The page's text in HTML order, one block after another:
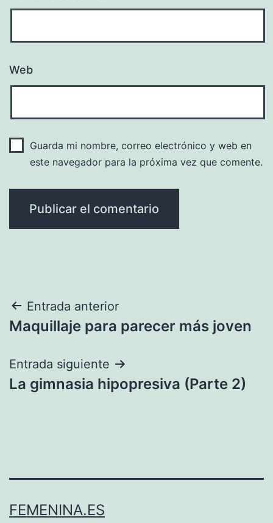
Web
Guarda mi nombre, correo electrónico y web en
este navegador para la próxima vez que comente.
Navegación
de
entradas
Entrada anterior
Maquillaje para parecer más joven
Entrada siguiente
La gimnasia hipopresiva (Parte 2)
FEMENINA.ES